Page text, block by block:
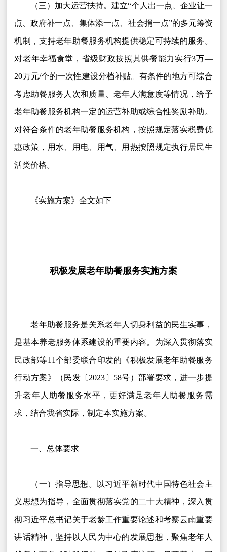
（三）加大运营扶持。建立“个人出一点、企业让一
点、政府补一点、集体添一点、社会捐一点”的多元筹资
机制，支持老年助餐服务机构提供稳定可持续的服务。
对老年幸福食堂，省级财政按照其供餐能力实行3万—
20万元/个的一次性建设分档补贴。有条件的地方可综合
考虑助餐服务人次和质量、老年人满意度等情况，给予
老年助餐服务机构一定的运营补助或综合性奖励补助。
对符合条件的老年助餐服务机构，按照规定落实税费优
惠政策，用水、用电、用气、用热按照规定执行居民生
活类价格。
《实施方案》全文如下
积极发展老年助餐服务实施方案
老年助餐服务是关系老年人切身利益的民生实事，
是基本养老服务体系建设的重要内容。为深入贯彻落实
民政部等11个部委联合印发的《积极发展老年助餐服务
行动方案》（民发〔2023〕58号）部署要求，进一步提
升老年人助餐服务水平，更好满足老年人助餐服务需
求，结合我省实际，制定本实施方案。
一、总体要求
（一）指导思想。以习近平新时代中国特色社会主
义思想为指导，全面贯彻落实党的二十大精神，深入贯
彻习近平总书记关于老龄工作重要论述和考察云南重要
讲话精神，坚持以人民为中心的发展思想，聚焦老年人